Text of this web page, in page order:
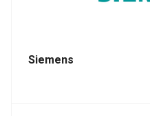
Siemens